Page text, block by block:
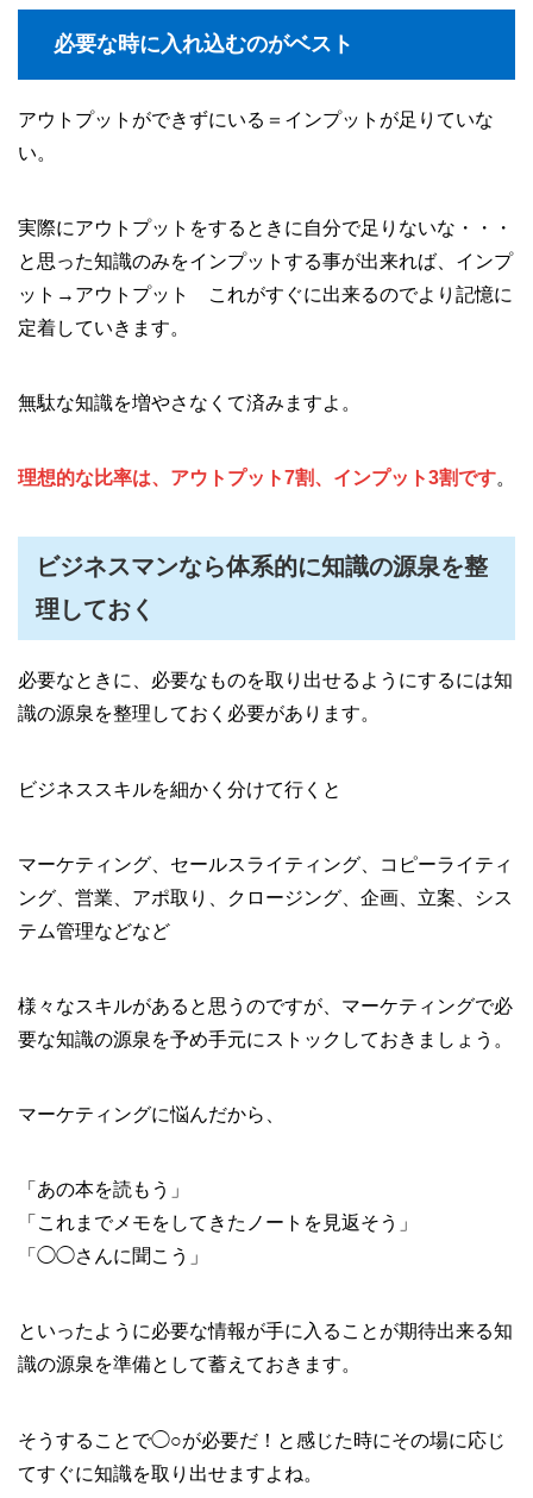
必要な時に入れ込むのがベスト
アウトプットができずにいる＝インプットが足りていな
い。
実際にアウトプットをするときに自分で足りないな・・・
と思った知識のみをインプットする事が出来れば、インプ
ット→アウトプット これがすぐに出来るのでより記憶に
定着していきます。
無駄な知識を増やさなくて済みますよ。
理想的な比率は、アウトプット7割、インプット3割です。
ビジネスマンなら体系的に知識の源泉を整
理しておく
必要なときに、必要なものを取り出せるようにするには知
識の源泉を整理しておく必要があります。
ビジネススキルを細かく分けて行くと
マーケティング、セールスライティング、コピーライティ
ング、営業、アポ取り、クロージング、企画、立案、シス
テム管理などなど
様々なスキルがあると思うのですが、マーケティングで必
要な知識の源泉を予め手元にストックしておきましょう。
マーケティングに悩んだから、
「あの本を読もう」
「これまでメモをしてきたノートを見返そう」
「◯◯さんに聞こう」
といったように必要な情報が手に入ることが期待出来る知
識の源泉を準備として蓄えておきます。
そうすることで◯○が必要だ！と感じた時にその場に応じ
てすぐに知識を取り出せますよね。